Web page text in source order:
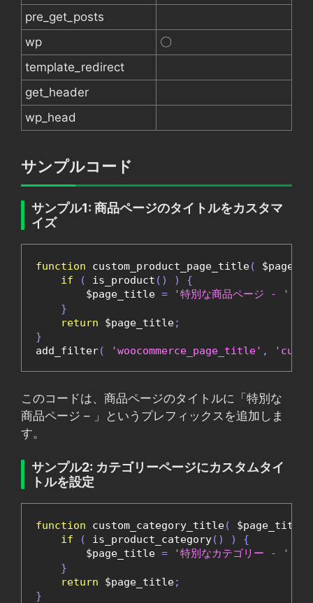
pre_get_posts
wp
〇
template_redirect
get_header
wp_head
サンプルコード
サンプル1: 商品ページのタイトルをカスタマ
イズ
function custom_product_page_title(
if
( is_product () )
{
        $page_title
= '特別な商品ページ - '
}
return $page_title;
}
add_filter( 'woocommerce_page_title' ,
このコードは、商品ページのタイトルに「特別な
商品ページ – 」というプレフィックスを追加しま
す。
サンプル2: カテゴリーページにカスタムタイ
トルを設定
function custom_category_title( $page_title
if
( is_product_category() )
{
        $page_title
= '特別なカテゴリー - '
}
return $page_title;
}